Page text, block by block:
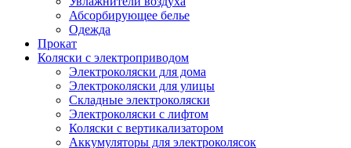
Абсорбирующее белье
Одежда
Прокат
Коляски с электроприводом
Электроколяски для дома
Электроколяски для улицы
Складные электроколяски
Электроколяски с лифтом
Коляски с вертикализатором
Аккумуляторы для электроколясок